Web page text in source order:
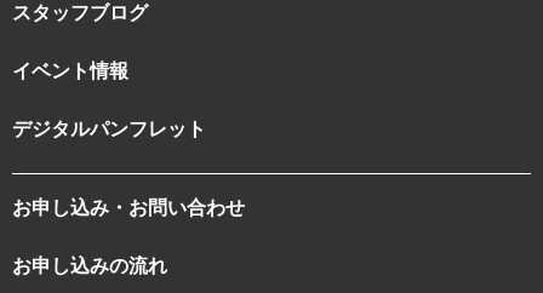
スタッフブログ
イベント情報
デジタルパンフレット
お申し込み・お問い合わせ
お申し込みの流れ